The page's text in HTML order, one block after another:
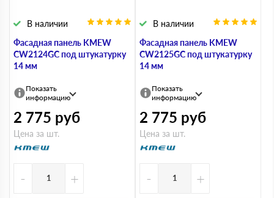
Фасадная панель KMEW
CW2124GC под штукатурку
14 мм
В наличии
Показать
информацию
2 775 руб
Цена за шт.
- +
Фасадная панель KMEW
CW2125GC под штукатурку
14 мм
В наличии
Показать
информацию
2 775 руб
Цена за шт.
- +